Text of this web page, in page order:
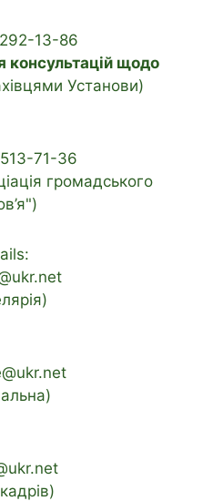
13-86
консультацій щодо
Установи)
71-36
громадського